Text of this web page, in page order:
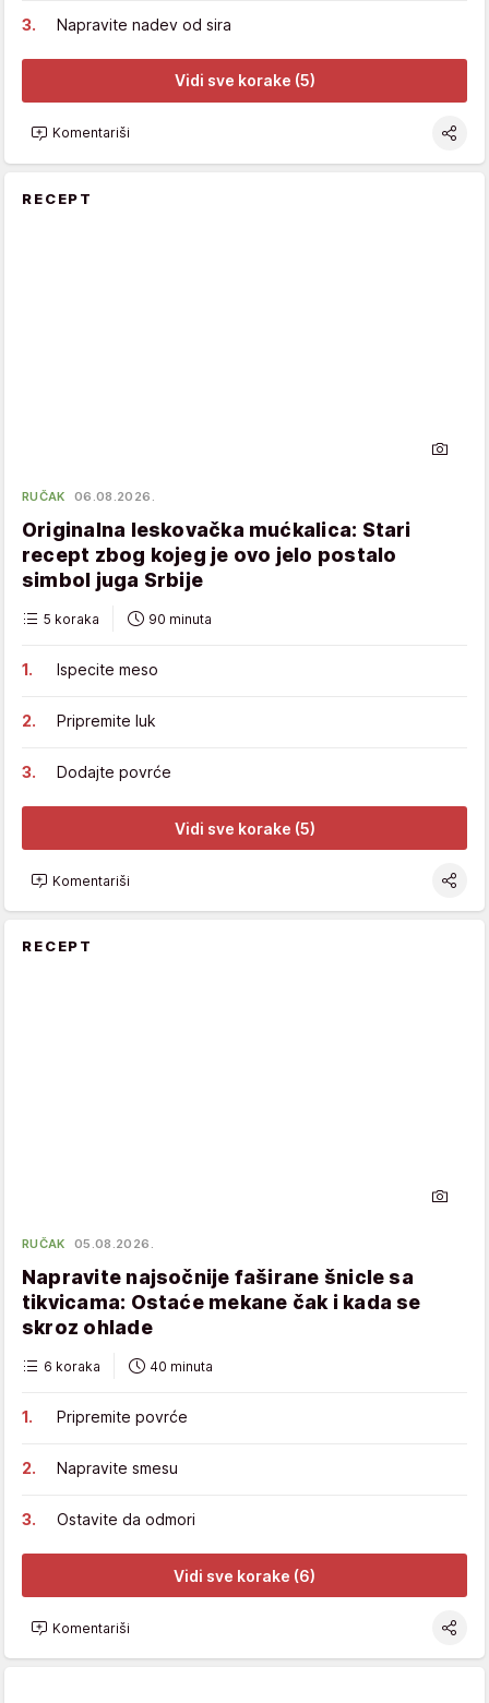
Napravite nadev od sira
Vidi sve korake (5)
Komentariši
RECEPT
RUČAK 06.08.2026.
Originalna leskovačka mućkalica: Stari
recept zbog kojeg je ovo jelo postalo
simbol juga Srbije
5 koraka 90 minuta
Ispecite meso
Pripremite luk
Dodajte povrće
Vidi sve korake (5)
Komentariši
RECEPT
RUČAK 05.08.2026.
Napravite najsočnije faširane šnicle sa
tikvicama: Ostaće mekane čak i kada se
skroz ohlade
6 koraka 40 minuta
Pripremite povrće
Napravite smesu
Ostavite da odmori
Vidi sve korake (6)
Komentariši